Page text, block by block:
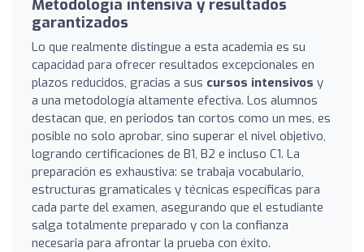
Metodología intensiva y resultados
garantizados
Lo que realmente distingue a esta academia es su
capacidad para ofrecer resultados excepcionales en
plazos reducidos, gracias a sus cursos intensivos y
a una metodología altamente efectiva. Los alumnos
destacan que, en periodos tan cortos como un mes, es
posible no solo aprobar, sino superar el nivel objetivo,
logrando certificaciones de B1, B2 e incluso C1. La
preparación es exhaustiva: se trabaja vocabulario,
estructuras gramaticales y técnicas específicas para
cada parte del examen, asegurando que el estudiante
salga totalmente preparado y con la confianza
necesaria para afrontar la prueba con éxito.